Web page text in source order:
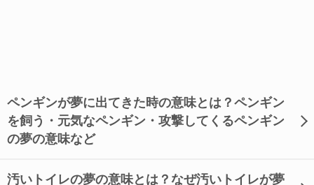
ペンギンが夢に出てきた時の意味とは？ペンギン
を飼う・元気なペンギン・攻撃してくるペンギン
の夢の意味など
汚いトイレの夢の意味とは？なぜ汚いトイレが夢